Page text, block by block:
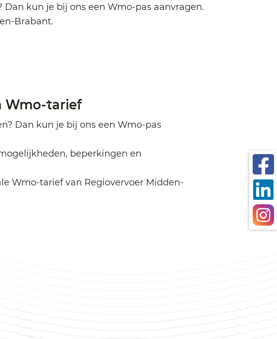
kun je bij ons een Wmo-pas aanvragen.
Brabant.
Wmo-tarief
Dan kun je bij ons een Wmo-pas
beperkingen en
Wmo-tarief van Regiovervoer Midden-